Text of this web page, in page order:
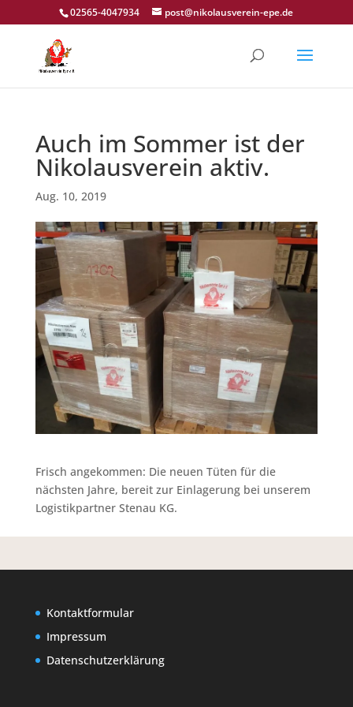
02565-4047934 post@nikolausverein-epe.de
Auch im Sommer ist der
Nikolausverein aktiv.
Aug. 10, 2019
Frisch angekommen: Die neuen Tüten für die
nächsten Jahre, bereit zur Einlagerung bei unserem
Logistikpartner Stenau KG.
Kontaktformular
Impressum
Datenschutzerklärung